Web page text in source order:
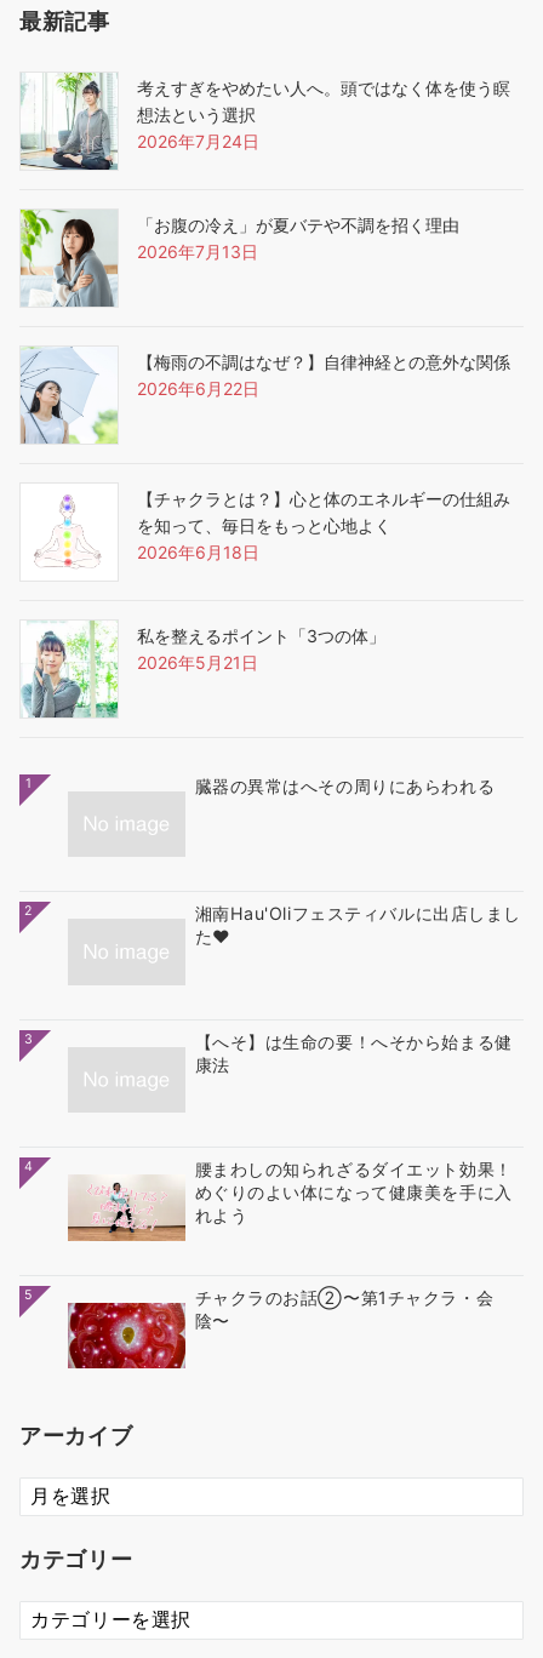
最新記事
考えすぎをやめたい人へ。頭ではなく体を使う瞑
想法という選択
2026年7月24日
「お腹の冷え」が夏バテや不調を招く理由
2026年7月13日
【梅雨の不調はなぜ？】自律神経との意外な関係
2026年6月22日
【チャクラとは？】心と体のエネルギーの仕組み
を知って、毎日をもっと心地よく
2026年6月18日
私を整えるポイント「3つの体」
2026年5月21日
1 臓器の異常はへその周りにあらわれる
2
湘南Hau'Oliフェスティバルに出店しまし
た❤
3
【へそ】は生命の要！へそから始まる健
康法
4
腰まわしの知られざるダイエット効果！
めぐりのよい体になって健康美を手に入
れよう
5
チャクラのお話②〜第1チャクラ・会
陰〜
アーカイブ
ア
ー
イ
カテゴリー
カ
テ